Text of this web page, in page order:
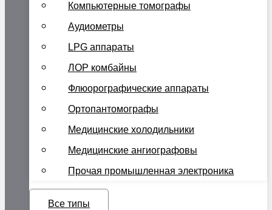
Компьютерные томографы
Аудиометры
LPG аппараты
ЛОР комбайны
Флюорографические аппараты
Ортопантомографы
Медицинские холодильники
Медицинские ангиографовы
Прочая промышленная электроника
Все типы